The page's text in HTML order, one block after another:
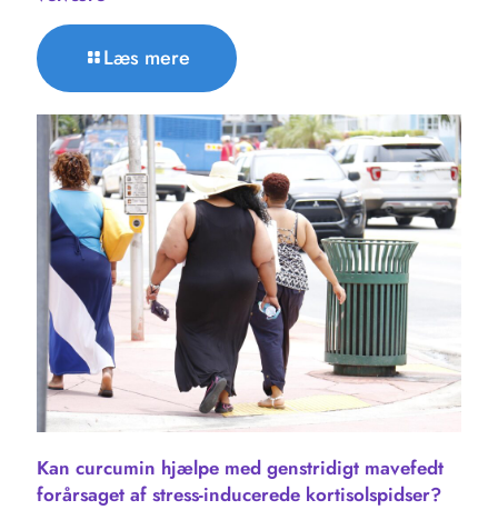
Læs mere
Kan curcumin hjælpe med genstridigt mavefedt
forårsaget af stress-inducerede kortisolspidser?